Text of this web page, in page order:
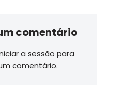
comentário
a sessão para
comentário.